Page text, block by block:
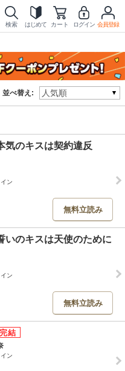
検索 はじめて カート ログイン 会員登録
並べ替え:
のキスは契約違反
ン
無料立読み
のキスは天使のために
ン
無料立読み
ン